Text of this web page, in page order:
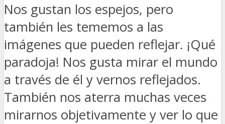
Nos gustan los espejos, pero
también les tememos a las
imágenes que pueden reflejar. ¡Qué
paradoja! Nos gusta mirar el mundo
a través de él y vernos reflejados.
También nos aterra muchas veces
mirarnos objetivamente y ver lo que